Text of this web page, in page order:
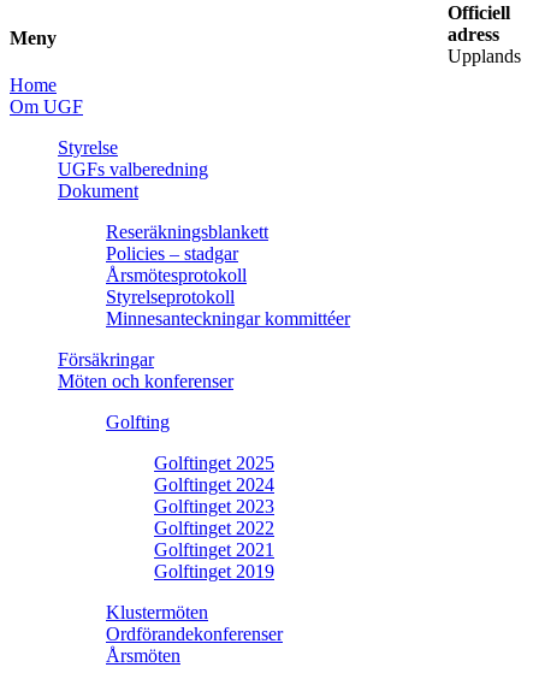
Meny
Home
Om UGF
Styrelse
UGFs valberedning
Dokument
Reseräkningsblankett
Policies – stadgar
Årsmötesprotokoll
Styrelseprotokoll
Minnesanteckningar kommittéer
Försäkringar
Möten och konferenser
Golfting
Golftinget 2025
Golftinget 2024
Golftinget 2023
Golftinget 2022
Golftinget 2021
Golftinget 2019
Klustermöten
Ordförandekonferenser
Årsmöten
Officiell
adress
Upplands